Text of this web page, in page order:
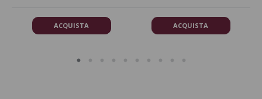
ACQUISTA ACQUISTA